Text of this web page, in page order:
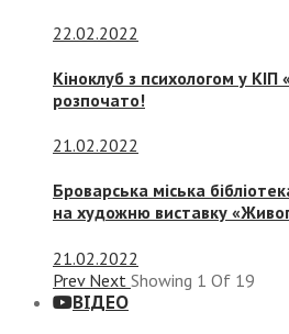
22.02.2022
Кіноклуб з психологом у
розпочато!
21.02.2022
Броварська міська
на художню виставку
21.02.2022
Prev Next Showing 1 Of 19
ВІДЕО